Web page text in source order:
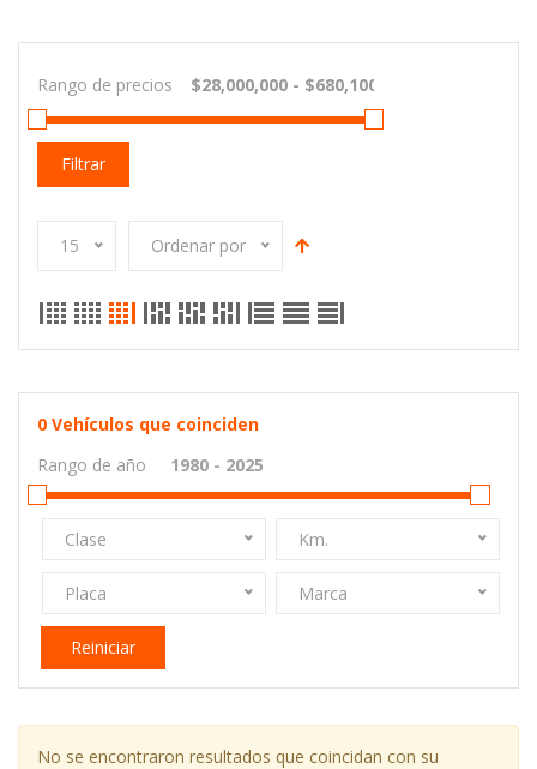
Rango de precios
Filtrar
15 Ordenar por
0 Vehículos que coinciden
Rango de año
Clase Km.
Placa Marca
Reiniciar
No se encontraron resultados que coincidan con su